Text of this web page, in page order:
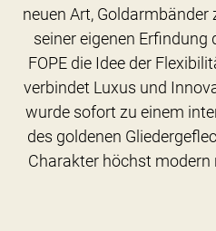
neuen Art,
seiner eigenen Erfindung
FOPE die Idee der
verbindet Luxus und
wurde sofort zu einem
des goldenen
Charakter höchst